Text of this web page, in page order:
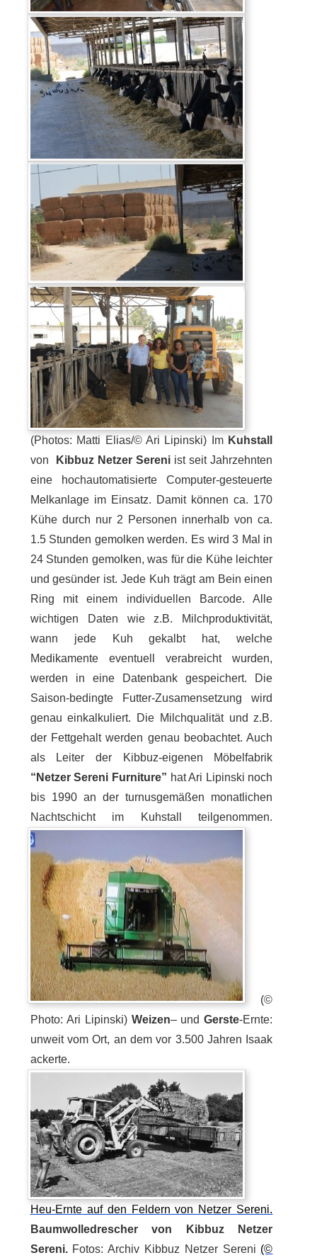
(Photos: Matti Elias/© Ari Lipinski) Im Kuhstall
von
Kibbuz Netzer Sereni ist seit Jahrzehnten
eine hochautomatisierte Computer-gesteuerte
Melkanlage im Einsatz. Damit können ca. 170
Kühe durch nur 2 Personen innerhalb von ca.
1.5 Stunden gemolken werden. Es wird 3 Mal in
24 Stunden gemolken, was für die Kühe leichter
und gesünder ist. Jede Kuh trägt am Bein einen
Ring mit einem individuellen Barcode. Alle
wichtigen Daten wie z.B. Milchproduktivität,
wann jede Kuh gekalbt hat, welche
Medikamente eventuell verabreicht wurden,
werden in eine Datenbank gespeichert. Die
Saison-bedingte Futter-Zusamensetzung wird
genau einkalkuliert. Die Milchqualität und z.B.
der Fettgehalt werden genau beobachtet. Auch
als Leiter der Kibbuz-eigenen Möbelfabrik
“Netzer Sereni Furniture” hat Ari Lipinski noch
bis 1990 an der turnusgemäßen monatlichen
Nachtschicht im Kuhstall teilgenommen.
(©
Photo: Ari Lipinski) Weizen– undGerste-Ernte:
unweit vom Ort, an dem vor 3.500 Jahren Isaak
ackerte.
Heu-Ernte auf den Feldern von Netzer Sereni.
Baumwolledrescher von Kibbuz Netzer
Sereni. Fotos: Archiv Kibbuz Netzer Sereni (©